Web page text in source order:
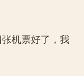
机票好了，我